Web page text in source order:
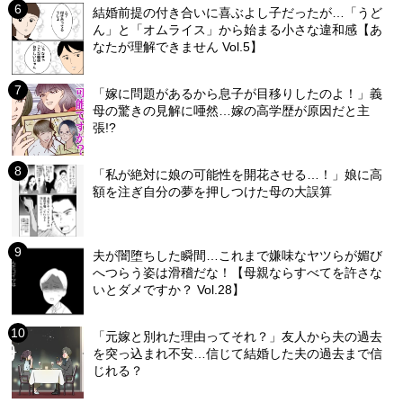
結婚前提の付き合いに喜ぶよし子だったが…「うど
ん」と「オムライス」から始まる小さな違和感【あ
なたが理解できません Vol.5】
「嫁に問題があるから息子が目移りしたのよ！」義
母の驚きの見解に唖然…嫁の高学歴が原因だと主
張!?
「私が絶対に娘の可能性を開花させる…！」娘に高
額を注ぎ自分の夢を押しつけた母の大誤算
夫が闇堕ちした瞬間…これまで嫌味なヤツらが媚び
へつらう姿は滑稽だな！【母親ならすべてを許さな
いとダメですか？ Vol.28】
「元嫁と別れた理由ってそれ？」友人から夫の過去
を突っ込まれ不安…信じて結婚した夫の過去まで信
じれる？